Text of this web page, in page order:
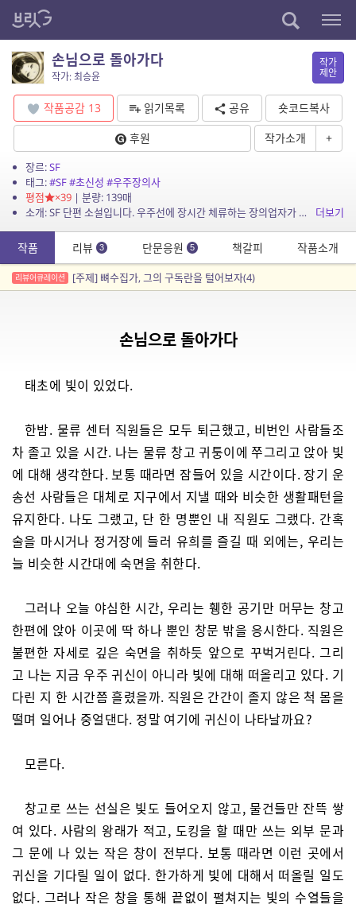
손님으로 돌아가다
작가: 최승윤
작가
제안
작품공감 13 읽기목록 공유
숏코드복사
후원
작가소개 +
장르:SF
태그:#SF#초신성 #우주장의사
평점
×39| 분량: 139매
소개: SF 단편 소설입니다. 우주선에 장시간 체류하는 장의업자가 시신을 처리하는 과정에서 벌어진 비극적인 소동을 다소 유머러스하게 다룬 풍자 소설입니다.
더보기
작품 리뷰 3 단문응원 5 책갈피 작품소개
리뷰어큐레이션 [주제] 뼈수집가, 그의 구독란을 털어보자(4)
손님으로 돌아가다
태초에 빛이 있었다.
한밤. 물류 센터 직원들은 모두 퇴근했고, 비번인 사람들조
차 졸고 있을 시간. 나는 물류 창고 귀퉁이에 쭈그리고 앉아 빛
에 대해 생각한다. 보통 때라면 잠들어 있을 시간이다. 장기 운
송선 사람들은 대체로 지구에서 지낼 때와 비슷한 생활패턴을
유지한다. 나도 그랬고, 단 한 명뿐인 내 직원도 그랬다. 간혹
술을 마시거나 정거장에 들러 유희를 즐길 때 외에는, 우리는
늘 비슷한 시간대에 숙면을 취한다.
그러나 오늘 야심한 시간, 우리는 휑한 공기만 머무는 창고
한편에 앉아 이곳에 딱 하나 뿐인 창문 밖을 응시한다. 직원은
불편한 자세로 깊은 숙면을 취하듯 앞으로 꾸벅거린다. 그리
고 나는 지금 우주 귀신이 아니라 빛에 대해 떠올리고 있다. 기
다린 지 한 시간쯤 흘렸을까. 직원은 간간이 졸지 않은 척 몸을
떨며 일어나 중얼댄다. 정말 여기에 귀신이 나타날까요?
모른다.
창고로 쓰는 선실은 빛도 들어오지 않고, 물건들만 잔뜩 쌓
여 있다. 사람의 왕래가 적고, 도킹을 할 때만 쓰는 외부 문과
그 문에 나 있는 작은 창이 전부다. 보통 때라면 이런 곳에서
귀신을 기다릴 일이 없다. 한가하게 빛에 대해서 떠올릴 일도
없다. 그러나 작은 창을 통해 끝없이 펼쳐지는 빛의 수열들을